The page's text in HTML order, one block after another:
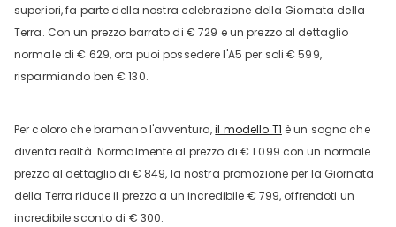
superiori, fa parte della nostra celebrazione della Giornata della
Terra. Con un prezzo barrato di € 729 e un prezzo al dettaglio
normale di € 629, ora puoi possedere l'A5 per soli € 599,
risparmiando ben € 130.
Per coloro che bramano l'avventura,il modello T1 è un sogno che
diventa realtà. Normalmente al prezzo di € 1.099 con un normale
prezzo al dettaglio di € 849, la nostra promozione per la Giornata
della Terra riduce il prezzo a un incredibile € 799, offrendoti un
incredibile sconto di € 300.